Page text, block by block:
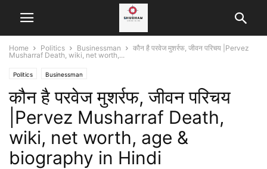
Home Politics Businessman
कौन है परवेज मुशर्रफ, जीवन परिचय |Pervez
Musharraf Death, wiki, net worth,...
Politics Businessman
कौन है परवेज मुशर्रफ, जीवन परिचय
|Pervez Musharraf Death,
wiki, net worth, age &
biography in Hindi